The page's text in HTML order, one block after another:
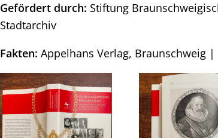
Gefördert durch: Stiftung
Stadtarchiv
Fakten: Appelhans Verlag, Braunschweig |